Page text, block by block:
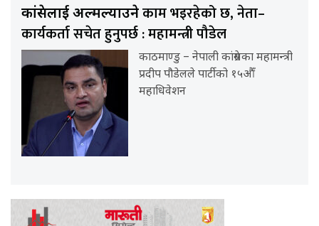
कांग्रेसलाई अल्मल्याउनेकाम भइरहेको छ, नेता–
कार्यकर्ता सचेत हुनुपर्छ : महामन्त्री पौडेल
काठमाण्डु – नेपाली कांग्रेसका महामन्त्री
प्रदीप पौडेलले पार्टीको १५औँ
महाधिवेशन